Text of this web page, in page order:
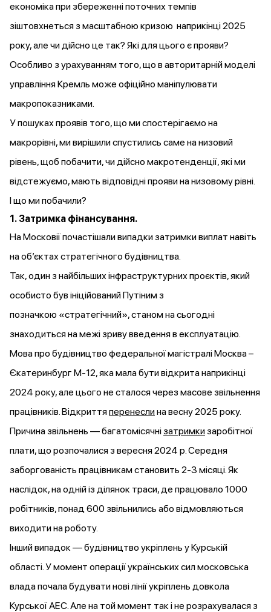
економіка при збереженні поточних темпів
зіштовхнеться з масштабною кризою наприкінці 2025
року, але чи дійсно це так? Які для цього є прояви?
Особливо з урахуванням того, що в авторитарній моделі
управління Кремль може офіційно маніпулювати
макропоказниками.
У пошуках проявів того, що ми спостерігаємо на
макрорівні, ми вирішили спустились саме на низовий
рівень, щоб побачити, чи дійсно макротенденції, які ми
відстежуємо, мають відповідні прояви на низовому рівні.
І що ми побачили?
1. Затримка фінансування.
На Московії почастішали випадки затримки виплат навіть
на об’єктах стратегічного будівництва.
Так, один з найбільших інфраструктурних проєктів, який
особисто був ініційований Путіним з
позначкою «стратегічний», станом на сьогодні
знаходиться на межі зриву введення в експлуатацію.
Мова про будівництво федеральної магістралі Москва –
Єкатеринбург М-12, яка мала бути відкрита наприкінці
2024 року, але цього не сталося через масове звільнення
працівників. Відкриттяперенеслина весну 2025 року.
Причина звільнень — багатомісячні затримки заробітної
плати, що розпочалися з вересня 2024 р. Середня
заборгованість працівникам становить 2-3 місяці. Як
наслідок, на одній із ділянок траси, де працювало 1000
робітників, понад 600 звільнились або відмовляються
виходити на роботу.
Інший випадок — будівництво укріплень у Курській
області. У момент операції українських сил московська
влада почала будувати нові лінії укріплень довкола
Курської АЕС. Але на той момент так і не розрахувалася з